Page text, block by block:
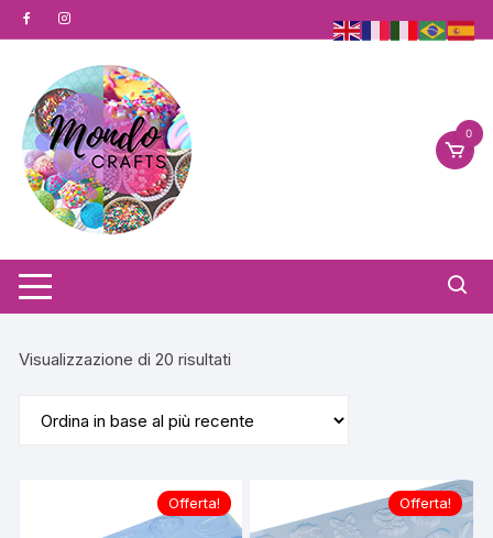
al
0
Visualizzazione di 20 risultati
base
Offerta! Offerta!